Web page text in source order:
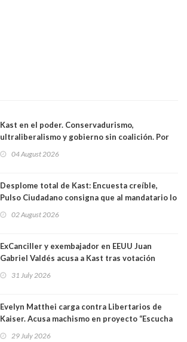
Kast en el poder. Conservadurismo,
ultraliberalismo y gobierno sin coalición. Por
04 August 2026
Desplome total de Kast: Encuesta creíble,
Pulso Ciudadano consigna que al mandatario lo
sacó en primera vuelta. Rechazo es de 58.9% y
64.8%
02 August 2026
ExCanciller y exembajador en EEUU Juan
Gabriel Valdés acusa a Kast tras votación
"Si hay una persona responsable es él"
31 July 2026
Evelyn Matthei carga contra Libertarios de
Kaiser. Acusa machismo en proyecto “Escucha
29 July 2026